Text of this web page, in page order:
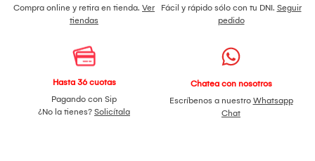
Compra online y retira en tienda. Ver
tiendas
Fácil y rápido sólo con tu DNI. Seguir
pedido
Hasta 36 cuotas
Pagando con Sip
¿No la tienes? Solicítala
Chatea con nosotros
Escríbenos a nuestro Whatsapp
Chat